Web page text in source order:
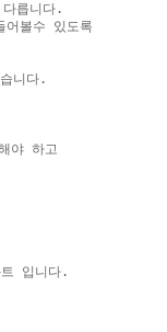
릅니다.
볼수 있도록
니다.
야 하고
입니다.